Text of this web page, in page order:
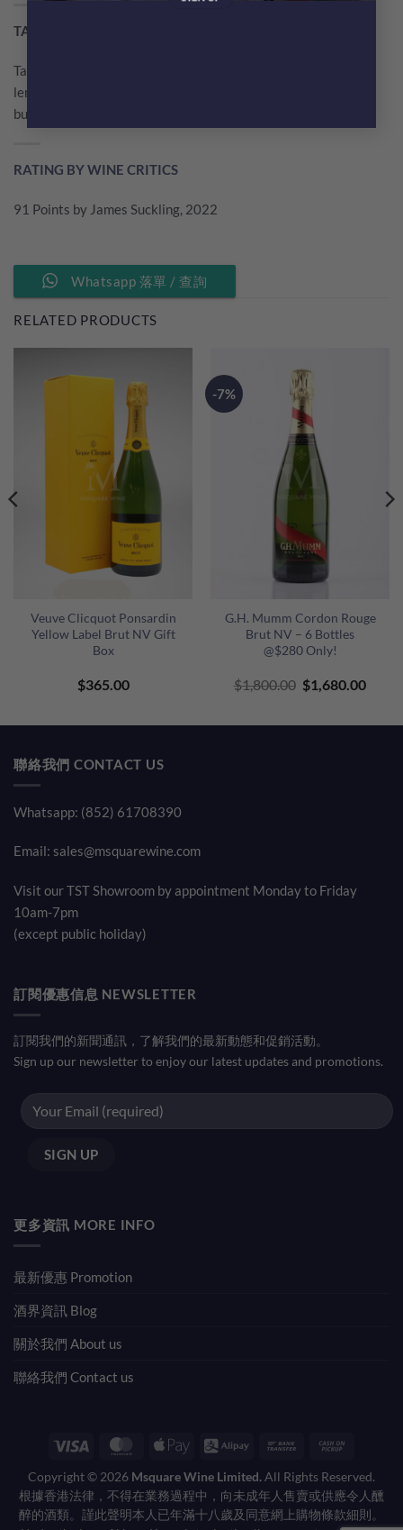
TASTING NOTE BY WINE CRITICS
Tasty NV Brut with notes of salted butter on toast, pie crust,
lemon curd,mango and honeycomb Medium bodied with soft
bubbles and a ripe,creamy finish. Drink now
RATING BY WINE CRITICS
91 Points by James Suckling, 2022
Whatsapp 落單 / 查詢
RELATED PRODUCTS
Veuve Clicquot Ponsardin
Yellow Label Brut NV Gift
Box
$365.00
-7%
G.H. Mumm Cordon Rouge
Brut NV – 6 Bottles
@$280 Only!
$1,800.00 Original
price
$1,800.00.
$1,680.00
聯絡我們 CONTACT US
Whatsapp: (852) 61708390
Email: sales@msquarewine.com
Visit our TST Showroom by appointment Monday to Friday
10am-7pm
(except public holiday)
訂閱優惠信息 NEWSLETTER
訂閱我們的新聞通訊，了解我們的最新動態和促銷活動。
Sign up our newsletter to enjoy our latest updates and promotions.
更多資訊 MORE INFO
最新優惠 Promotion
酒界資訊 Blog
關於我們 About us
聯絡我們 Contact us
Visa MasterCardApple
Alipay
Bank
Pickup
Copyright © 2026 Msquare Wine Limited.All Rights Reserved.
根據香港法律，不得在業務過程中，向未成年人售賣或供應令人醺
醉的酒類。謹此聲明本人已年滿十八歲及同意網上購物條款細則。